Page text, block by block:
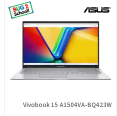
Vivobook 15 A1504VA-BQ423W